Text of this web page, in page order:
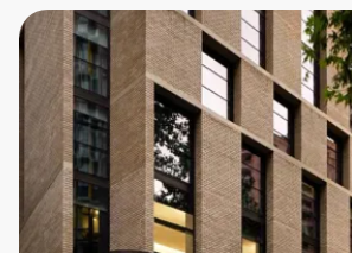
Rejsekalender
Inspiration
Information